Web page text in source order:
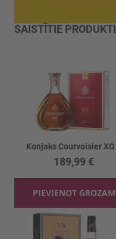
SAISTĪTIE PRODUKTI
189,99 €
PIEVIENOT GROZAM